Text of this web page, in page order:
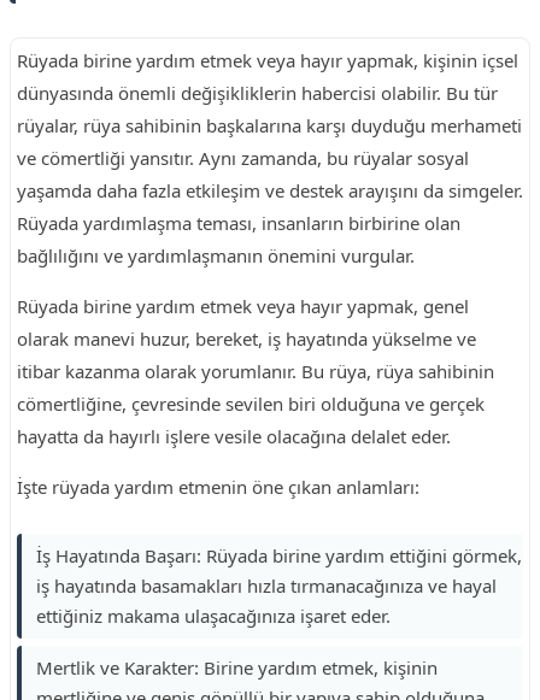
Rüyada birine yardım etmek veya hayır yapmak, kişinin içsel
dünyasında önemli değişikliklerin habercisi olabilir. Bu tür
rüyalar, rüya sahibinin başkalarına karşı duyduğu merhameti
ve cömertliği yansıtır. Aynı zamanda, bu rüyalar sosyal
yaşamda daha fazla etkileşim ve destek arayışını da simgeler.
Rüyada yardımlaşma teması, insanların birbirine olan
bağlılığını ve yardımlaşmanın önemini vurgular.
Rüyada birine yardım etmek veya hayır yapmak, genel
olarak manevi huzur, bereket, iş hayatında yükselme ve
itibar kazanma olarak yorumlanır. Bu rüya, rüya sahibinin
cömertliğine, çevresinde sevilen biri olduğuna ve gerçek
hayatta da hayırlı işlere vesile olacağına delalet eder.
İşte rüyada yardım etmenin öne çıkan anlamları:
İş Hayatında Başarı: Rüyada birine yardım ettiğini görmek,
iş hayatında basamakları hızla tırmanacağınıza ve hayal
ettiğiniz makama ulaşacağınıza işaret eder.
Mertlik ve Karakter: Birine yardım etmek, kişinin